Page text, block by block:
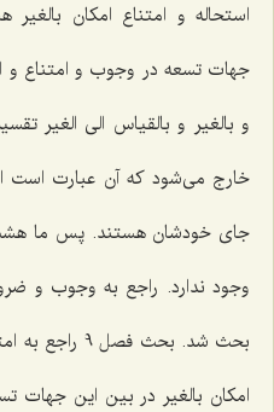
استحاله و امتناع امکان
جهات تسعه در وجوب و امتناع و
و بالغیر و بالقیاس الی الغیر
خارج می‌شود که آن عبارت است از
جای خودشان هستند. پس ما
وجود ندارد. راجع به وجوب و
بحث شد. بحث
امکان بالغیر در بین این جهات